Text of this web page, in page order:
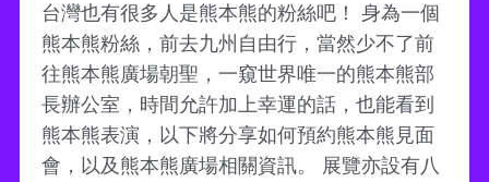
台灣也有很多人是熊本熊的粉絲吧！ 身為一個
熊本熊粉絲，前去九州自由行，當然少不了前
往熊本熊廣場朝聖，一窺世界唯一的熊本熊部
長辦公室，時間允許加上幸運的話，也能看到
熊本熊表演，以下將分享如何預約熊本熊見面
會，以及熊本熊廣場相關資訊。 展覽亦設有八